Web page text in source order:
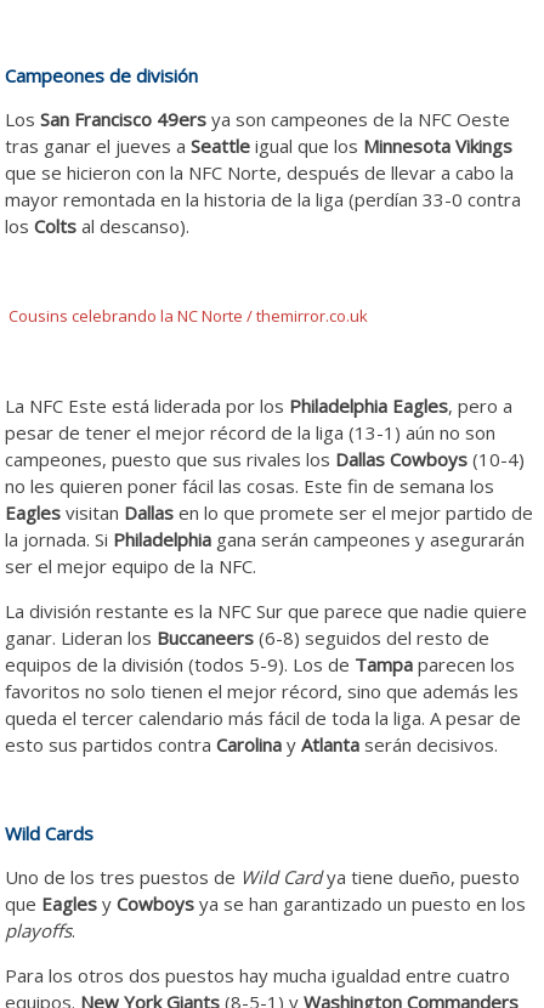
Campeones de división
LosSan Francisco 49ers ya son campeones de la NFC Oeste
tras ganar el jueves aSeattle igual que los Minnesota Vikings
que se hicieron con la NFC Norte, después de llevar a cabo la
mayor remontada en la historia de la liga (perdían 33-0 contra
losColts al descanso).
Cousins celebrando la NC Norte / themirror.co.uk
La NFC Este está liderada por los Philadelphia Eagles, pero a
pesar de tener el mejor récord de la liga (13-1) aún no son
campeones, puesto que sus rivales los Dallas Cowboys (10-4)
no les quieren poner fácil las cosas. Este fin de semana los
Eagles visitan Dallas en lo que promete ser el mejor partido de
la jornada. Si Philadelphia gana serán campeones y asegurarán
ser el mejor equipo de la NFC.
La división restante es la NFC Sur que parece que nadie quiere
ganar. Lideran los Buccaneers (6-8) seguidos del resto de
equipos de la división (todos 5-9). Los de Tampa parecen los
favoritos no solo tienen el mejor récord, sino que además les
queda el tercer calendario más fácil de toda la liga. A pesar de
esto sus partidos contraCarolina yAtlanta serán decisivos.
Wild Cards
Uno de los tres puestos de Wild Cardya tiene dueño, puesto
que Eagles yCowboys ya se han garantizado un puesto en los
playoffs.
Para los otros dos puestos hay mucha igualdad entre cuatro
equipos. New York Giants (8-5-1) yWashington Commanders